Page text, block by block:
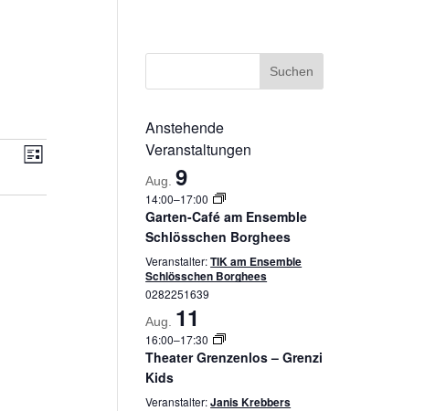
Ansichten-
Navigation
Veranstaltung
Ansichten-
Liste
Anstehende
Veranstaltungen
Aug.9
14:00–17:00
Garten-Café am Ensemble
Schlösschen Borghees
Veranstalter:TIK am Ensemble
Schlösschen Borghees
0282251639
Aug. 11
16:00–17:30
Theater Grenzenlos – Grenzi
Kids
Veranstalter:Janis Krebbers